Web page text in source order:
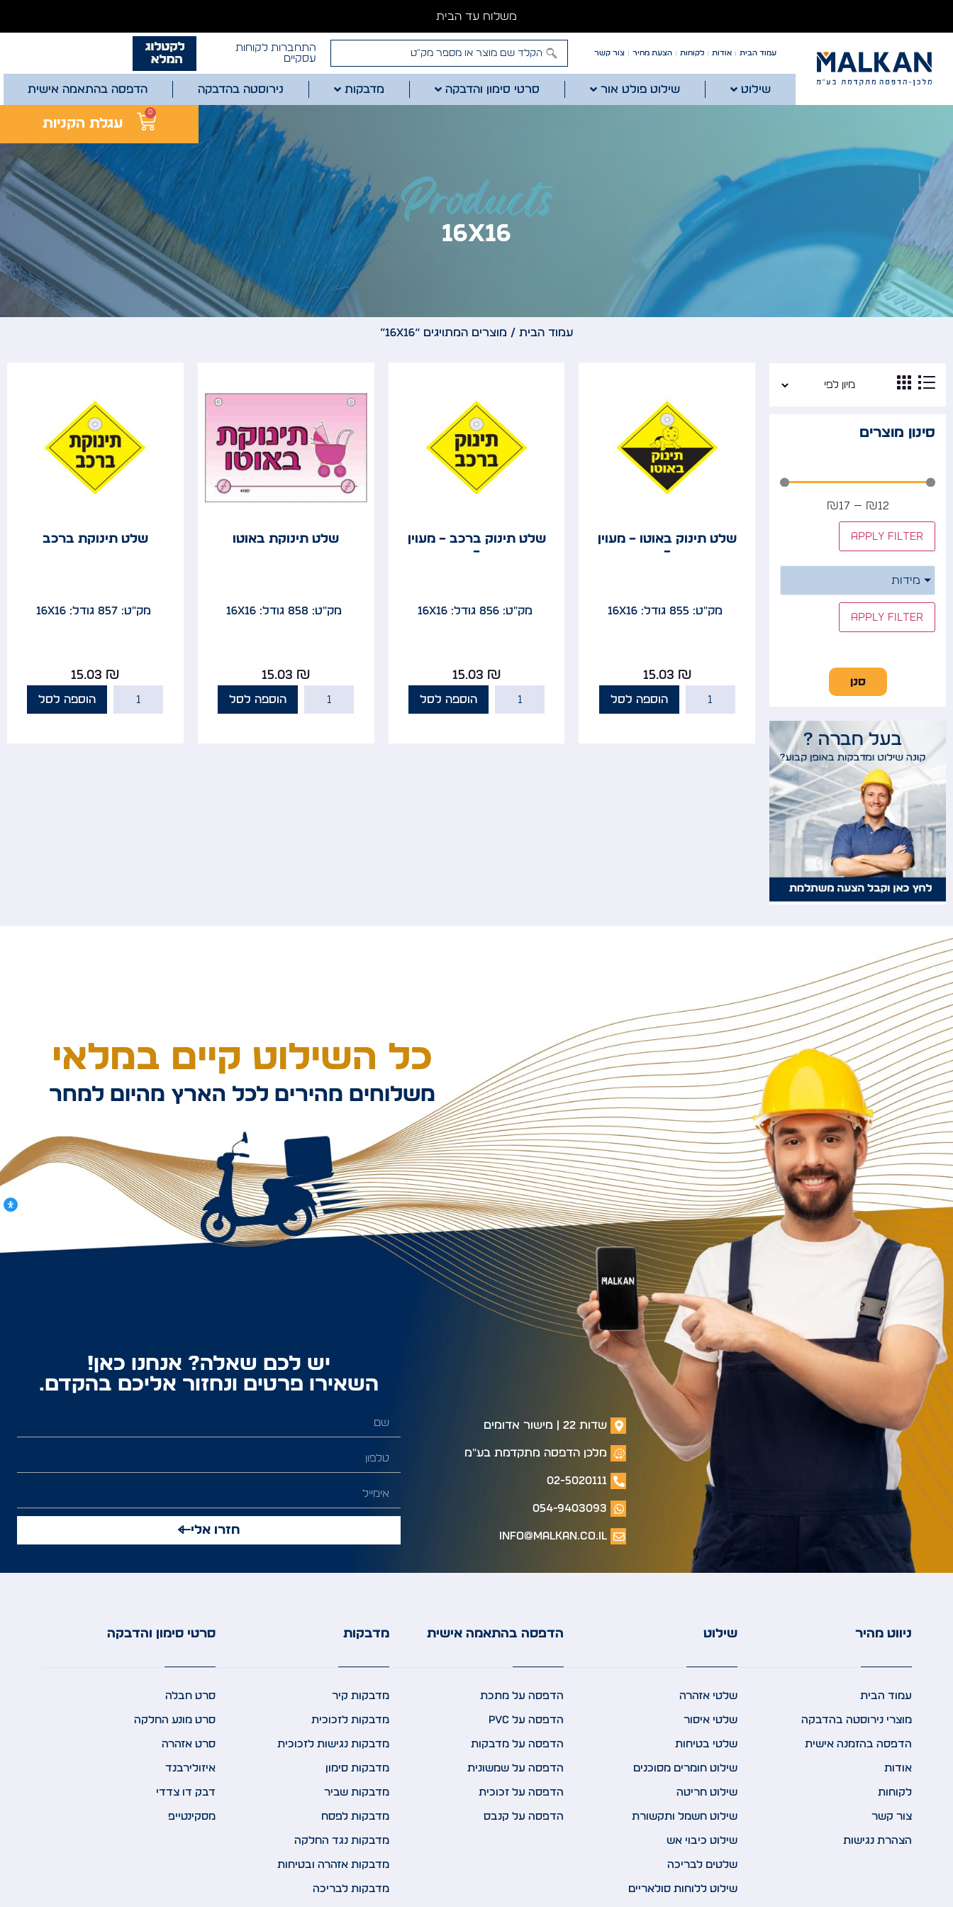
משלוח עד הבית
עמוד הבית אודות לקוחות הצעת מחיר צור קשר
התחברות לקוחות
עסקיים
שילוט שילוט פולט אור סרטי סימון והדבקה מדבקות נירוסטה בהדבקה הדפסה בהתאמה אישית
0
Products
16x16
עמוד הבית / מוצרים המתויגים “16x16”
סינון מוצרים
₪12
—
₪17
Apply filter
מידות
Apply filter
סנן
שלט תינוק באוטו – מעוין
–
מק"ט: 855 גודל: 16x16
15.03 ₪
הוספה לסל
שלט תינוק ברכב – מעוין
–
מק"ט: 856 גודל: 16x16
15.03 ₪
הוספה לסל
שלט תינוקת באוטו
מק"ט: 858 גודל: 16x16
15.03 ₪
הוספה לסל
שלט תינוקת ברכב
מק"ט: 857 גודל: 16x16
15.03 ₪
הוספה לסל
כל השילוט קיים במלאי
משלוחים מהירים לכל הארץ מהיום למחר
שדות 22 | מישור אדומים
מלכן הדפסה מתקדמת בע"מ
02-5020111
054-9403093
info@malkan.co.il
יש לכם שאלה? אנחנו כאן!
השאירו פרטים ונחזור אליכם בהקדם.
חזרו אלי
ניווט מהיר
עמוד הבית
מוצרי נירוסטה בהדבקה
הדפסה בהזמנה אישית
אודות
לקוחות
צור קשר
הצהרת נגישות
שילוט
שלטי אזהרה
שלטי איסור
שלטי בטיחות
שילוט חומרים מסוכנים
שילוט חריטה
שילוט חשמל ותקשורת
שילוט כיבוי אש
שלטים לבריכה
שילוט ללוחות סולאריים
הדפסה בהתאמה אישית
הדפסה על מתכת
הדפסה על PVC
הדפסה על מדבקות
הדפסה על שמשונית
הדפסה על זכוכית
הדפסה על קנבס
מדבקות
מדבקות קיר
מדבקות לזכוכית
מדבקות נגישות לזכוכית
מדבקות סימון
מדבקות שביר
מדבקות לפסח
מדבקות נגד החלקה
מדבקות אזהרה ובטיחות
מדבקות לבריכה
סרטי סימון והדבקה
סרט חבלה
סרט מונע החלקה
סרט אזהרה
איזולירבנד
דבק דו צדדי
מסקינטייפ